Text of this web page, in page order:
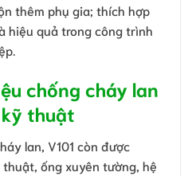
thêm phụ gia; thích hợp
hiệu quả trong công trình
chống cháy lan
thuật
lan, V101 còn được
ống xuyên tường, hệ